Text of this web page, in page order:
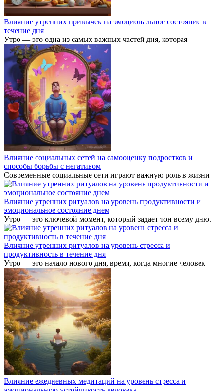
Влияние утренних привычек на эмоциональное состояние в
течение дня
Утро — это одна из самых важных частей дня, которая
Влияние социальных сетей на самооценку подростков и
способы борьбы с негативом
Современные социальные сети играют важную роль в жизни
Влияние утренних ритуалов на уровень продуктивности и
эмоциональное состояние днем
Утро — это ключевой момент, который задает тон всему дню.
Влияние утренних ритуалов на уровень стресса и
продуктивность в течение дня
Утро — это начало нового дня, время, когда многие человек
Влияние ежедневных медитаций на уровень стресса и